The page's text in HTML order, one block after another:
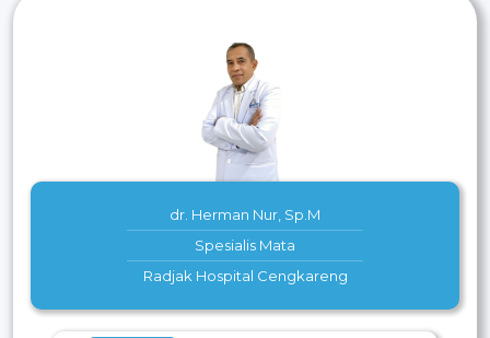
dr. Herman Nur, Sp.M
Spesialis Mata
Radjak Hospital Cengkareng